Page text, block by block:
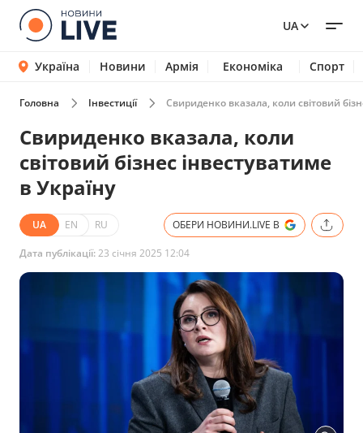
UA
Україна Новини Армія Економіка Спорт
Головна Інвестиції Свириденко вказала, коли світовий
Свириденко вказала, коли
світовий бізнес інвестуватиме
в Україну
UA EN RU ОБЕРИ НОВИНИ.LIVE В
Дата публікації:23 січня 2025 12:04